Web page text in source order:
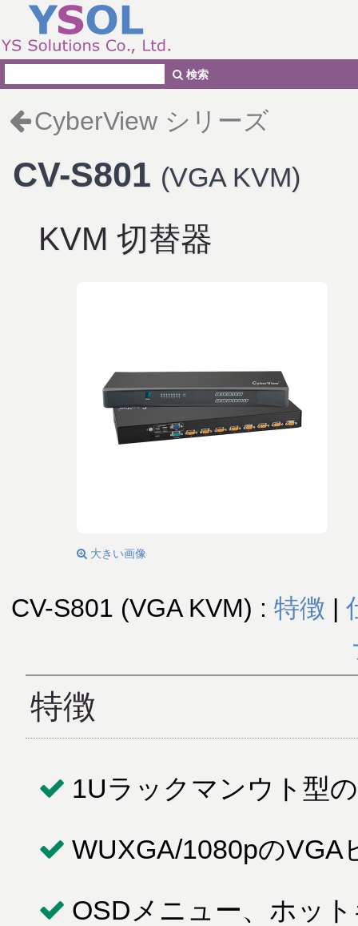
CyberView シリーズ
CV-S801 (VGA KVM)
KVM 切替器
大きい画像
CV-S801 (VGA KVM) : 特徴 |
特徴
1Uラックマンウト型
WUXGA/1080pのVGA
OSDメニュー、ホッ
検索